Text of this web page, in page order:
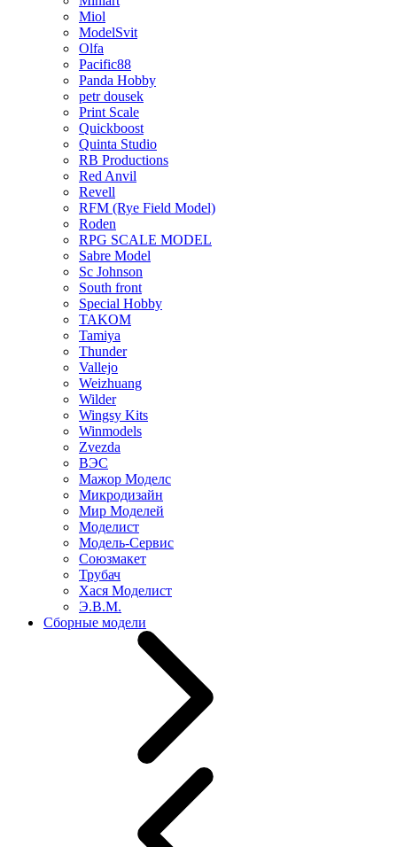
Miol
ModelSvit
Olfa
Pacific88
Panda Hobby
petr dousek
Print Scale
Quickboost
Quinta Studio
RB Productions
Red Anvil
Revell
RFM (Rye Field Model)
Roden
RPG SCALE MODEL
Sabre Model
Sc Johnson
South front
Special Hobby
TAKOM
Tamiya
Thunder
Vallejo
Weizhuang
Wilder
Wingsy Kits
Winmodels
Zvezda
ВЭС
Мажор Моделс
Микродизайн
Мир Моделей
Моделист
Модель-Сервис
Союзмакет
Трубач
Хася Моделист
Э.В.М.
Сборные модели